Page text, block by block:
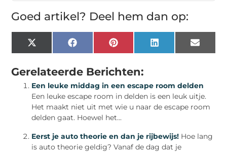
Goed artikel? Deel hem dan op:
X
(Twitter)
FacebookPinterestLinkedInEmail
Gerelateerde Berichten:
Een leuke middag in een escape room delden
Een leuke escape room in delden is een leuk uitje.
Het maakt niet uit met wie u naar de escape room
delden gaat. Hoewel het...
Eerst je auto theorie en dan je rijbewijs! Hoe lang
is auto theorie geldig? Vanaf de dag dat je